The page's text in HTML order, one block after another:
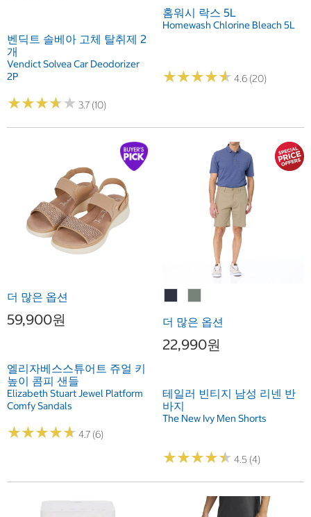
벤딕트 솔베아 고체 탈취제 2
개
Vendict Solvea Car Deodorizer
2P
★★★★★
★★★★★ 3.7 (10)
홈워시 락스 5L
Homewash Chlorine Bleach 5L
★★★★★
★★★★★ 4.6 (20)
더 많은 옵션
59,900원
엘리자베스스튜어트 쥬얼 키
높이 콤피 샌들
Elizabeth Stuart Jewel Platform
Comfy Sandals
★★★★★
★★★★★ 4.7 (6)
더 많은 옵션
22,990원
테일러 빈티지 남성 리넨 반
바지
The New Ivy Men Shorts
★★★★★
★★★★★ 4.5 (4)